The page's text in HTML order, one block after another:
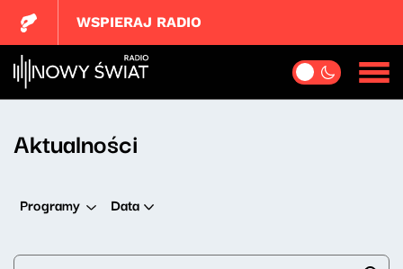
WSPIERAJ RADIO
Aktualności
Programy Data